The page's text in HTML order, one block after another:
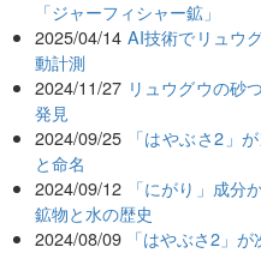
「ジャーフィシャー鉱」
2025/04/14 AI技術でリュウ
動計測
2024/11/27 リュウグウの砂
発見
2024/09/25
「はやぶさ2」
と命名
2024/09/12
「にがり」成分
鉱物と水の歴史
2024/08/09 「はやぶさ2」